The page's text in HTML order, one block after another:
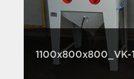
1100x800x800_VK-1